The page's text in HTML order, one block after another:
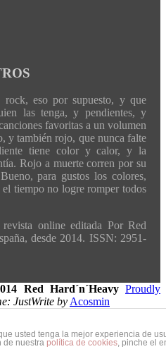
eso por supuesto, y que
las tenga, y pendientes, y
favoritas a un volumen
y también rojo, que nunca falte
tiene color y calor, y la
Rojo a muerte corren por su
para gustos los colores,
tiempo no logre romper todos
online editada Por Red
desde 2014. ISSN: 2951-
Red Hard´n´Heavy Proudly
JustWrite by Acosmin
usted tenga la mejor experiencia de
de nuestra política de cookies, pinche el